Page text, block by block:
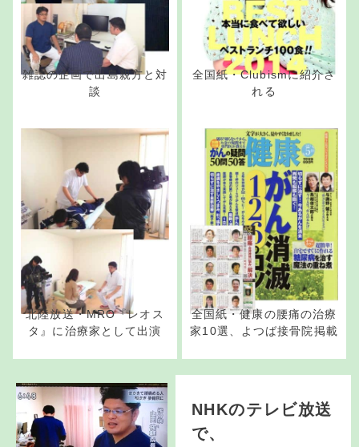
雑誌の企画で出島親方と対
談
全国紙・Clubismに紹介さ
れる
北陸放送・MRO『レオス
タ』に治療家として出演
全国紙・健康の腰痛の治療
家10選、よつば接骨院掲載
NHKのテレビ放送
で、